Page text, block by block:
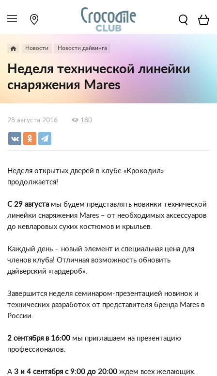
Новости Новости дайвинга
Неделя технической линейки
снаряжения Mares
28 августа 2016 180
Неделя открытых дверей в клубе «Крокодил»
продолжается!
С 29 августа мы будем представлять новинки технической
линейки снаряжения Mares – от необходимых аксессуаров
до кевларовых сухих костюмов и крыльев.
Каждый день – новый элемент и специальная цена для
членов клуба! Отличная возможность обновить
дайверский «гардероб».
Завершится неделя семинаром-презентацией новинок и
технических разработок от представителя бренда Mares в
России.
2 сентября в 16:00 мы приглашаем на презентацию
профессионалов.
А 3 и 4 сентября с 9:00 до 20:00 ждем всех желающих.